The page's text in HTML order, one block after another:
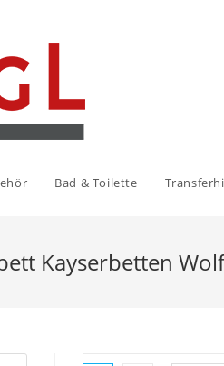
Bad & Toilette
Kayserbetten